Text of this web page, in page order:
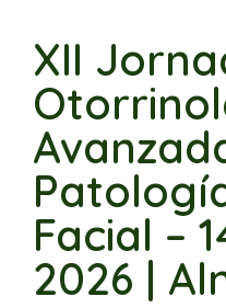
XII
Facial –
2026 |